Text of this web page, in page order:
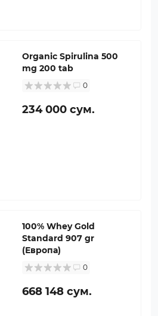
Organic Spirulina 500
mg 200 tab
0
234 000 сум.
100% Whey Gold
Standard 907 gr
(Европа)
0
668 148 сум.